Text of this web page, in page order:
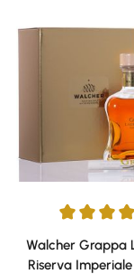
Durchschnittliche
Walcher Grappa
Riserva